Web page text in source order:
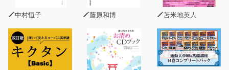
て作成した完全模試1回分付きです。
■目次■
特集1：6日間完成！パート別対策！（TRAアカデミー）
中村恒子 藤原和博 苫米地英人